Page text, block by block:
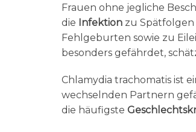
Frauen ohne jegliche
die Infektion zu
Fehlgeburten sowie zu
besonders gefährdet,
Chlamydia trachomatis ist
wechselnden Partnern
die häufigste